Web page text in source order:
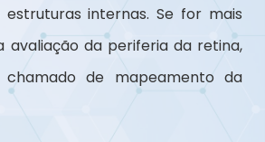
internas. Se for mais
avaliação da periferia da retina,
de mapeamento da